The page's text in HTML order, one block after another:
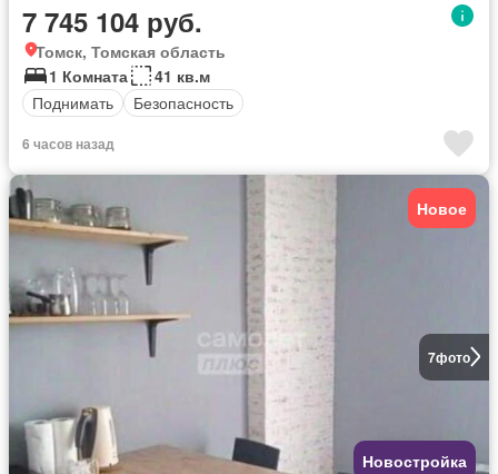
7 745 104 руб.
Томск, Томская область
1 Комната
41 кв.м
Поднимать
Безопасность
6 часов назад
7фото
Новое
Новостройка